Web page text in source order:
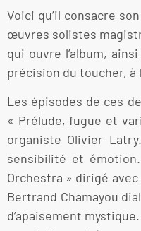
Voici qu’il consacre
œuvres solistes
qui ouvre l’album,
précision du toucher,
Les épisodes de ces
« Prélude, fugue et
organiste Olivier
sensibilité et
Orchestra » dirigé
Bertrand Chamayou
d’apaisement